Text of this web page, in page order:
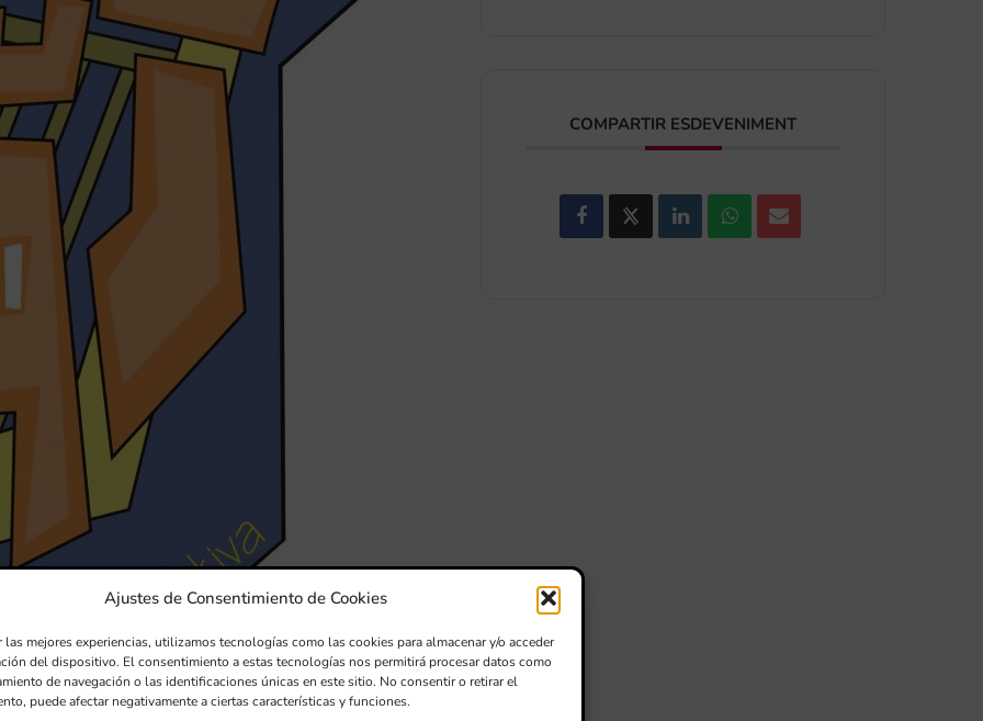
Ajustes de Consentimiento de Cookies
las mejores experiencias, utilizamos tecnologías como las cookies para almacenar y/o acceder
del dispositivo. El consentimiento a estas tecnologías nos permitirá procesar datos como
de navegación o las identificaciones únicas en este sitio. No consentir o retirar el
puede afectar negativamente a ciertas características y funciones.
COMPARTIR ESDEVENIMENT